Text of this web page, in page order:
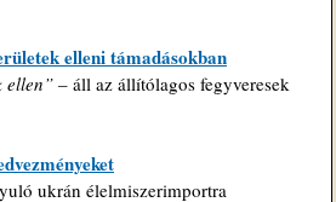
elleni támadásokban
ellen” – áll az állítólagos fegyveresek
ukrán élelmiszerimportra